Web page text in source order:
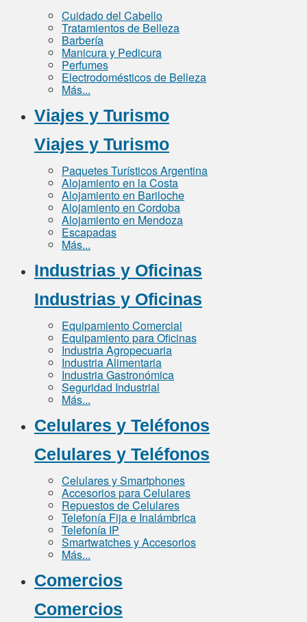
Cuidado del Cabello
Tratamientos de Belleza
Barbería
Manicura y Pedicura
Perfumes
Electrodomésticos de Belleza
Más...
Viajes y Turismo
Viajes y Turismo
Paquetes Turísticos Argentina
Alojamiento en la Costa
Alojamiento en Bariloche
Alojamiento en Cordoba
Alojamiento en Mendoza
Escapadas
Más...
Industrias y Oficinas
Industrias y Oficinas
Equipamiento Comercial
Equipamiento para Oficinas
Industria Agropecuaria
Industria Alimentaria
Industria Gastronómica
Seguridad Industrial
Más...
Celulares y Teléfonos
Celulares y Teléfonos
Celulares y Smartphones
Accesorios para Celulares
Repuestos de Celulares
Telefonía Fija e Inalámbrica
Telefonía IP
Smartwatches y Accesorios
Más...
Comercios
Comercios